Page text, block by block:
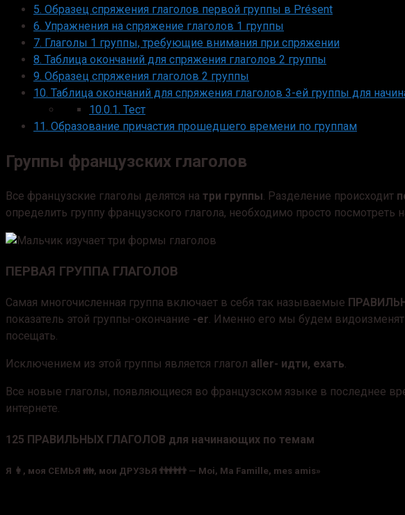
5. Образец спряжения глаголов первой группы в Présent
6. Упражнения на спряжение глаголов 1 группы
7. Глаголы 1 группы, требующие внимания при спряжении
8. Таблица окончаний для спряжения глаголов 2 группы
9. Образец спряжения глаголов 2 группы
10. Таблица окончаний для спряжения глаголов 3-ей группы для
10.0.1. Тест
11. Образование причастия прошедшего времени по группам
Группы французских глаголов
Все французские глаголы делятся на три группы . Разделение происходит
определить группу французского глагола, необходимо просто посмотреть
ПЕРВАЯ ГРУППА ГЛАГОЛОВ
Самая многочисленная группа включает в себя так называемые
показатель этой группы-окончание -er. Именно его мы будем
посещать.
Исключением из этой группы является глагол aller- идти, ехать.
Все новые глаголы, появляющиеся во французском языке в последнее
интернете.
125 ПРАВИЛЬНЫХ ГЛАГОЛОВ для начинающих по темам
Я 👩‍, моя СЕМЬЯ 👪, мои ДРУЗЬЯ 👫👭👬 — Moi, Ma Famille, mes amis»